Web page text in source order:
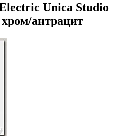
Unica Studio
антрацит